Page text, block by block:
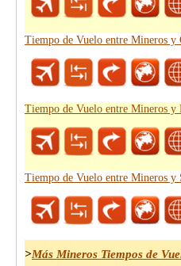
Tiempo de Vuelo entre Mineros y
Tiempo de Vuelo entre Mineros
Tiempo de Vuelo entre Mineros y
>Más Mineros Tiempos de